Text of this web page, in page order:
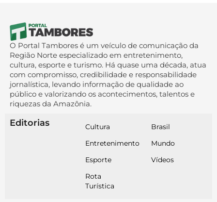
O Portal Tambores é um veículo de comunicação da
Região Norte especializado em entretenimento,
cultura, esporte e turismo. Há quase uma década, atua
com compromisso, credibilidade e responsabilidade
jornalística, levando informação de qualidade ao
público e valorizando os acontecimentos, talentos e
riquezas da Amazônia.
Editorias
Cultura
Entretenimento
Esporte
Rota
Turística
Brasil
Mundo
Vídeos